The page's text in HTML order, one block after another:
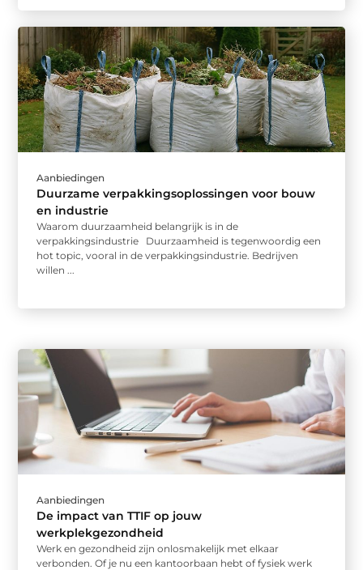
Aanbiedingen
Duurzame verpakkingsoplossingen voor bouw
en industrie
Waarom duurzaamheid belangrijk is in de
verpakkingsindustrie Duurzaamheid is tegenwoordig een
hot topic, vooral in de verpakkingsindustrie. Bedrijven
willen ...
Aanbiedingen
De impact van TTIF op jouw
werkplekgezondheid
Werk en gezondheid zijn onlosmakelijk met elkaar
verbonden. Of je nu een kantoorbaan hebt of fysiek werk